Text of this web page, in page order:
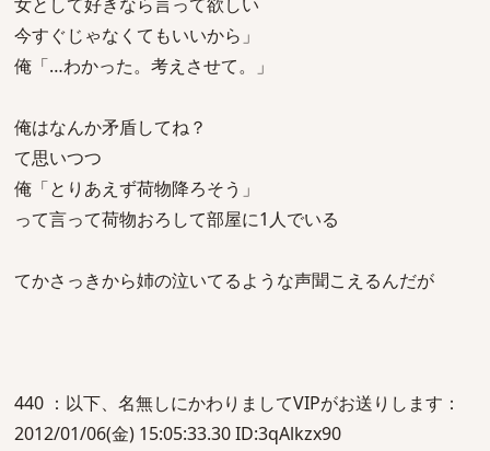
今すぐじゃなくてもいいから」
俺「…わかった。考えさせて。」
俺はなんか矛盾してね？
て思いつつ
俺「とりあえず荷物降ろそう」
って言って荷物おろして部屋に1人でいる
てかさっきから姉の泣いてるような声聞こえるんだが
440 ：以下、名無しにかわりましてVIPがお送りします：
2012/01/06(金) 15:05:33.30 ID:3qAlkzx90